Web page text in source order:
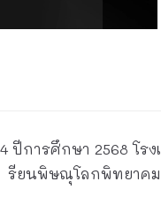
ปีการศึกษา 2568 โรงเ
รียนพิษณุโลกพิทยาคม